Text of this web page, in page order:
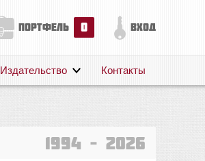
портфель 0 вход
Поддержка
Издательство Контакты
1994 – 2026